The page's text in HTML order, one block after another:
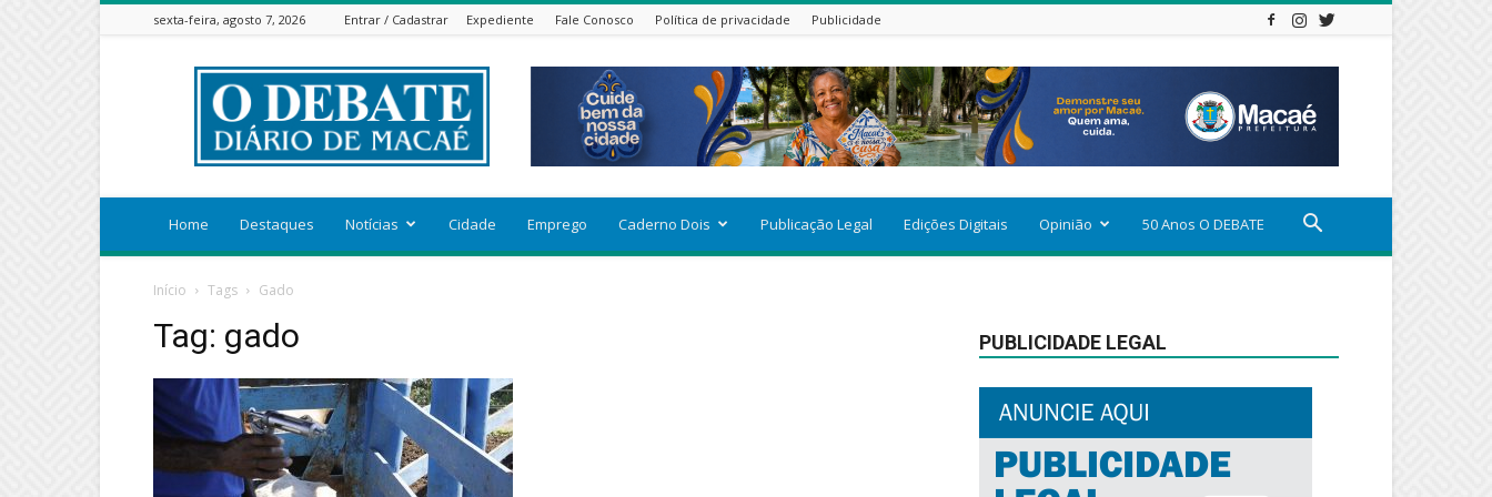
sexta-feira, agosto 7, 2026 Entrar / Cadastrar Expediente Fale Conosco Política de privacidade Publicidade
ODEBATEON
Home Destaques Notícias Cidade Emprego Caderno Dois Publicação Legal Edições Digitais Opinião 50 Anos O DEBATE
Início Tags Gado
Tag: gado PUBLICIDADE LEGAL